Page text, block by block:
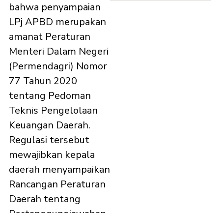
bahwa penyampaian
LPj APBD merupakan
amanat Peraturan
Menteri Dalam Negeri
(Permendagri) Nomor
77 Tahun 2020
tentang Pedoman
Teknis Pengelolaan
Keuangan Daerah.
Regulasi tersebut
mewajibkan kepala
daerah menyampaikan
Rancangan Peraturan
Daerah tentang